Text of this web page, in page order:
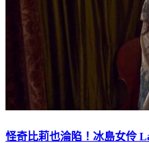
怪奇比莉也淪陷！冰島女伶